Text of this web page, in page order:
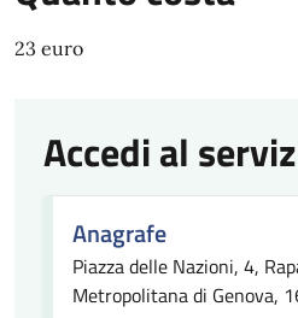
23 euro
Accedi al
Anagrafe
Piazza delle Nazioni, 4,
Metropolitana di Genova,